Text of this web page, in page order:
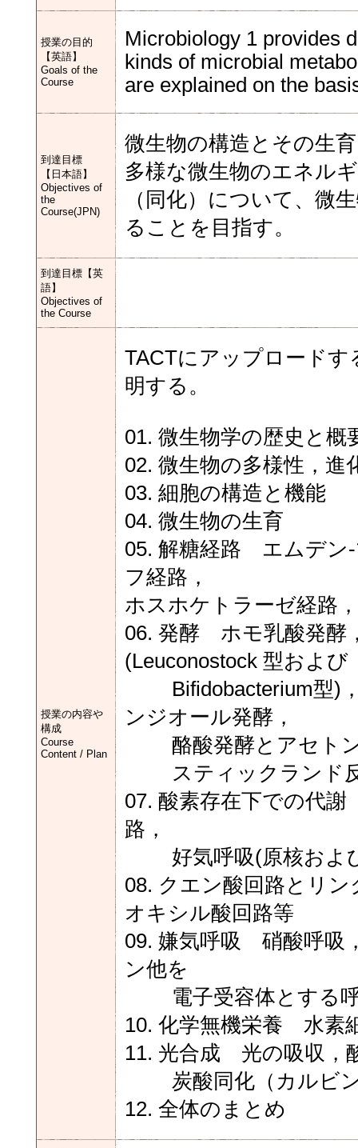
授業の目的
【英語】
Goals of the
Course
Microbiology 1 provides
kinds of microbial
are explained on the
到達目標
【日本語】
Objectives of
the
Course(JPN)
微生物の構造とその生
多様な微生物のエネル
（同化）について、微
ることを目指す。
到達目標【英
語】
Objectives of
the Course
授業の内容や
構成
Course
Content / Plan
TACTにアップロード
明する。
01. 微生物学の歴史と概
02. 微生物の多様性，進
03. 細胞の構造と機能
04. 微生物の生育
05. 解糖経路 エムデン
フ経路，
ホスホケトラーゼ経路
06. 発酵 ホモ乳酸発酵
(Leuconostock 型および
Bifidobacterium型)，
ンジオール発酵，
酪酸発酵とアセトン
スティックランド
07. 酸素存在下での代
路，
好気呼吸(原核およ
08. クエン酸回路とリ
オキシル酸回路等
09. 嫌気呼吸 硝酸呼吸
ン他を
電子受容体とする
10. 化学無機栄養 水素
11. 光合成 光の吸収，
炭酸同化（カルビン
12. 全体のまとめ